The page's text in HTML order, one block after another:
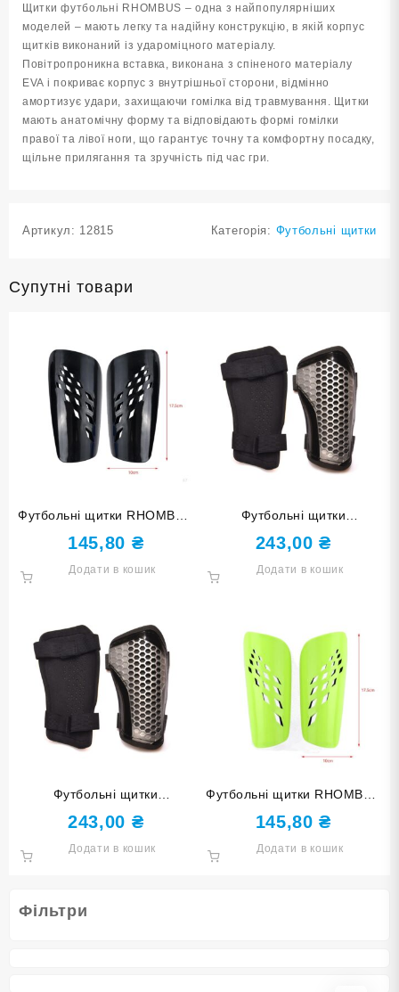
Фільтри
оранжеві
кількість
Щитки футбольні RHOMBUS – одна з найпопулярніших
моделей – мають легку та надійну конструкцію, в якій корпус
щитків виконаний із удароміцного матеріалу.
Повітропроникна вставка, виконана з спіненого матеріалу
EVA і покриває корпус з внутрішньої сторони, відмінно
амортизує удари, захищаючи гомілка від травмування. Щитки
мають анатомічну форму та відповідають формі гомілки
правої та лівої ноги, що гарантує точну та комфортну посадку,
щільне прилягання та зручність під час гри.
Артикул: 12815 Категорія: Футбольні щитки
Супутні товари
Футбольні щитки RHOMBUS
розмір M F654-M black
чорні
145,80 ₴
Додати в кошик
Футбольні щитки
HONEYCOMB розмір М
F675-М grey сірі
243,00₴
Додати в кошик
Футбольні щитки
HONEYCOMB розмір S
F675-S grey сірі
243,00 ₴
Додати в кошик
Футбольні щитки RHOMBUS
розмір M F654-M light green
лимонні
145,80₴
Додати в кошик